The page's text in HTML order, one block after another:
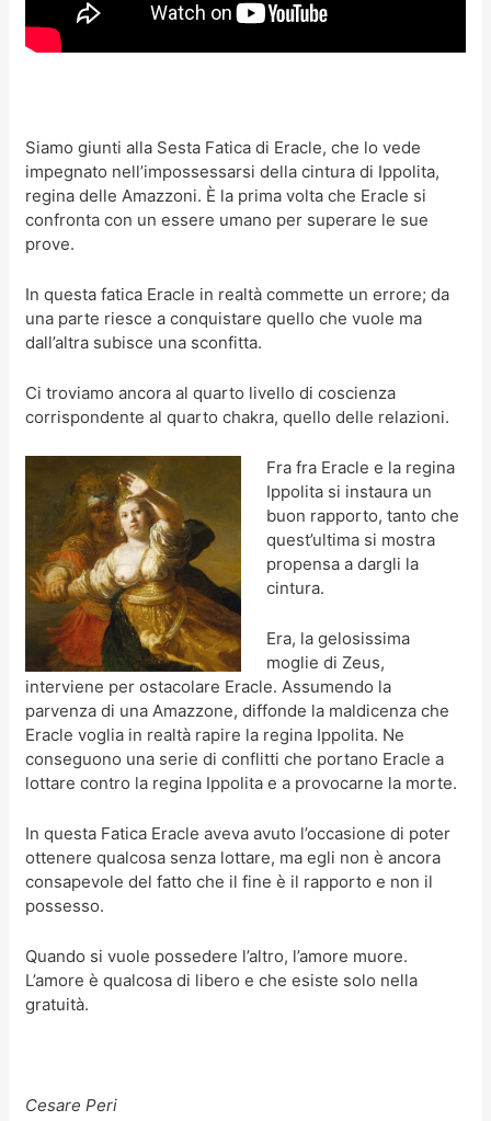
Siamo giunti alla Sesta Fatica di Eracle, che lo vede
impegnato nell’impossessarsi della cintura di Ippolita,
regina delle Amazzoni. È la prima volta che Eracle si
confronta con un essere umano per superare le sue
prove.
In questa fatica Eracle in realtà commette un errore; da
una parte riesce a conquistare quello che vuole ma
dall’altra subisce una sconfitta.
Ci troviamo ancora al quarto livello di coscienza
corrispondente al quarto chakra, quello delle relazioni.
Fra fra Eracle e la regina
Ippolita si instaura un
buon rapporto, tanto che
quest’ultima si mostra
propensa a dargli la
cintura.
Era, la gelosissima
moglie di Zeus,
interviene per ostacolare Eracle. Assumendo la
parvenza di una Amazzone, diffonde la maldicenza che
Eracle voglia in realtà rapire la regina Ippolita. Ne
conseguono una serie di conflitti che portano Eracle a
lottare contro la regina Ippolita e a provocarne la morte.
In questa Fatica Eracle aveva avuto l’occasione di poter
ottenere qualcosa senza lottare, ma egli non è ancora
consapevole del fatto che il fine è il rapporto e non il
possesso.
Quando si vuole possedere l’altro, l’amore muore.
L’amore è qualcosa di libero e che esiste solo nella
gratuità.
Cesare Peri